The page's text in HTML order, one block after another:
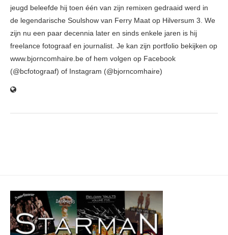
jeugd beleefde hij toen één van zijn remixen gedraaid werd in
de legendarische Soulshow van Ferry Maat op Hilversum 3. We
zijn nu een paar decennia later en sinds enkele jaren is hij
freelance fotograaf en journalist. Je kan zijn portfolio bekijken op
www.bjorncomhaire.be of hem volgen op Facebook
(@bcfotograaf) of Instagram (@bjorncomhaire)